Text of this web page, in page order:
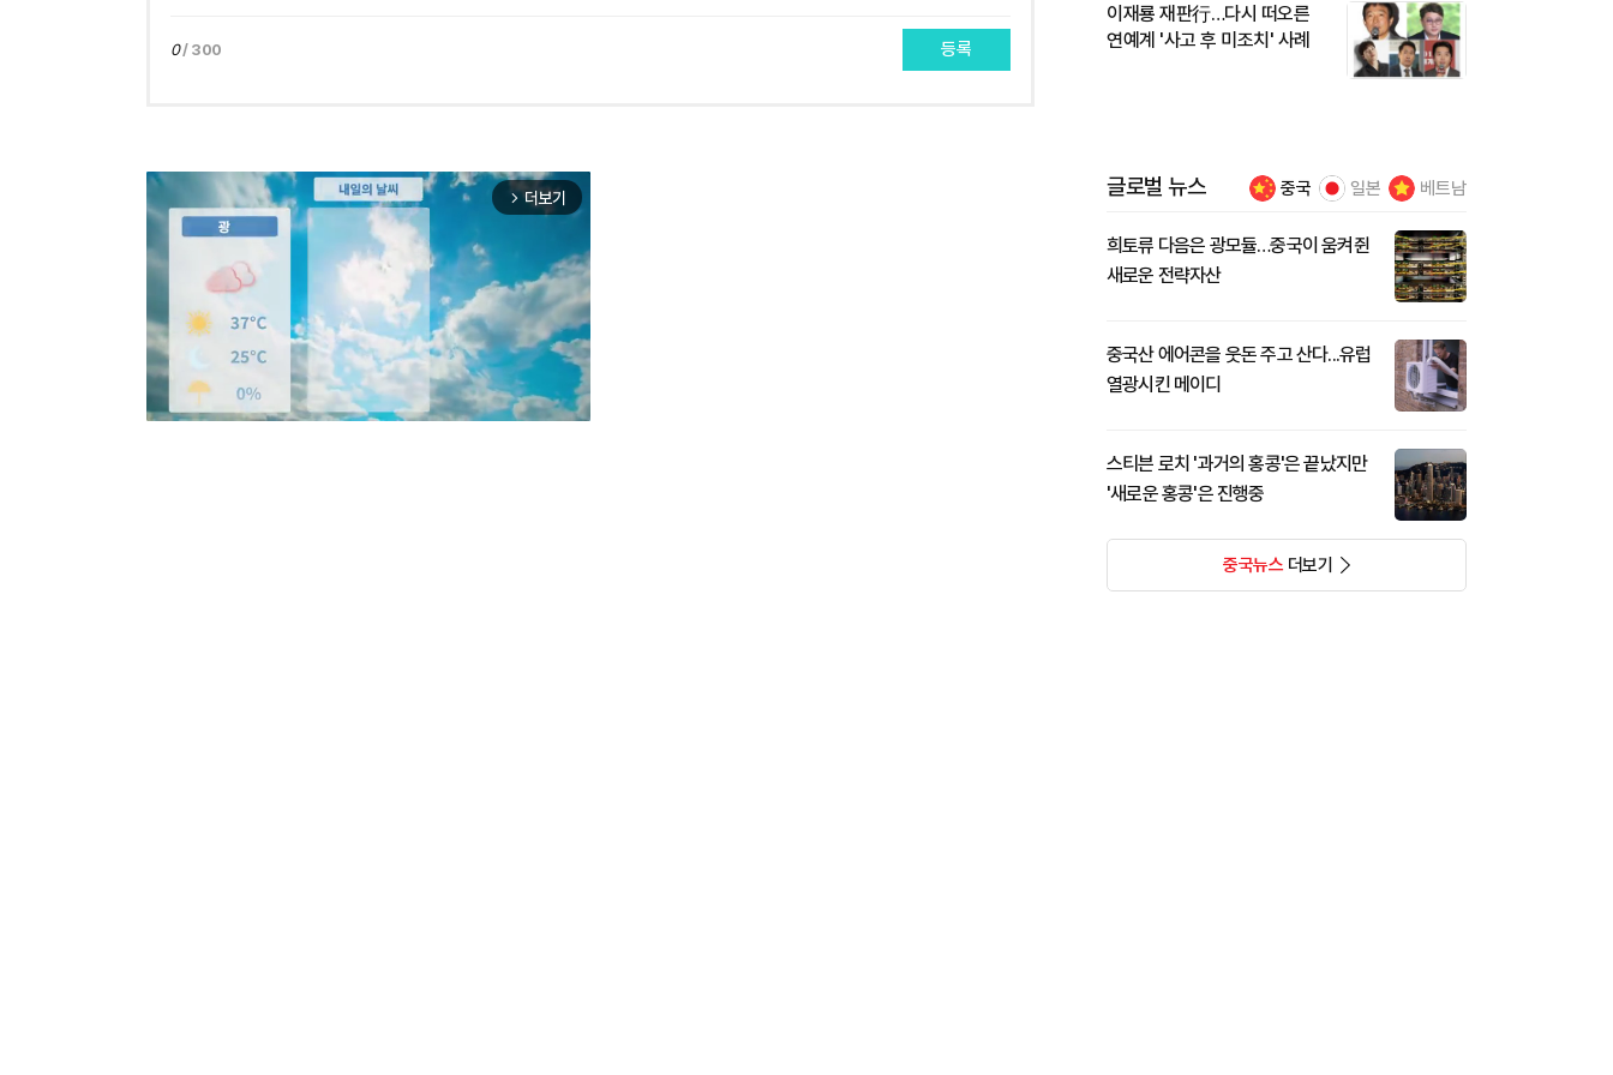
0/ 300 등록
arrow_forward_ios 더보기
이재룡 재판行…다시 떠오른
연예계 '사고 후 미조치' 사례
글로벌 뉴스 중국 일본 베트남
희토류 다음은 광모듈…중국이 움켜쥔
새로운 전략자산
중국산 에어콘을 웃돈 주고 산다...유럽
열광시킨 메이디
스티븐 로치 '과거의 홍콩'은 끝났지만
'새로운 홍콩'은 진행중
중국뉴스더보기